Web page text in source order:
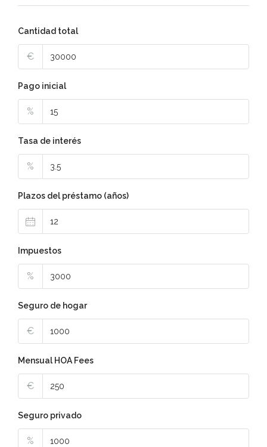
Cantidad total
€
Pago inicial
%
Tasa de interés
%
Plazos del préstamo (años)
Impuestos
%
Seguro de hogar
€
Mensual HOA Fees
€
Seguro privado
%